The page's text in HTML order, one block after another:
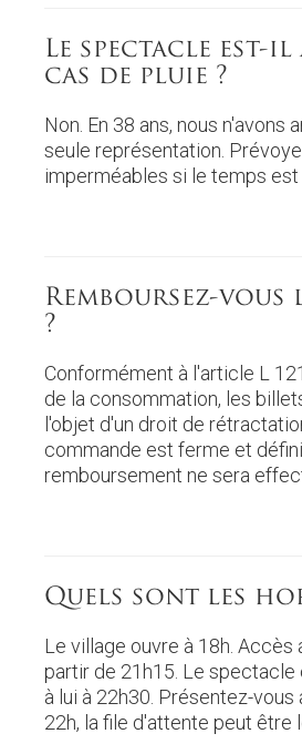
Le spectacle est-
cas de pluie ?
Non. En 38 ans, nous n'avons
seule représentation.
imperméables si le temps est
Remboursez-
?
Conformément à l'article L
de la consommation, les
l'objet d'un droit de
commande est ferme et
remboursement ne sera
Quels sont les
Le village ouvre à 18h. Accès
partir de 21h15. Le
à lui à 22h30. Présentez-
22h, la file d'attente peut être